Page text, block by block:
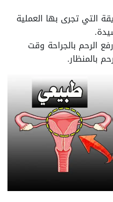
التي تجرى بها العملية
الرحم بالجراحة وقت
بالمنظار.